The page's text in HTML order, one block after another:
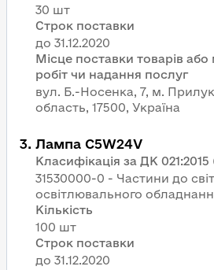
30 шт
Строк поставки
Місце поставки товарів
робіт чи надання послуг
вул. Б.-Носенка, 7, м.
область, 17500, Україна
3. Лампа С5W24V
Класифікація за ДК 021:2015
31530000-0 - Частини до
освітлювального
Кількість
100 шт
Строк поставки